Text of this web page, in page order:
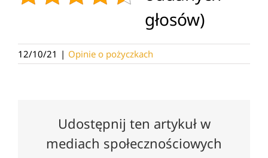
głosów)
12/10/21 | Opinie o pożyczkach
Udostępnij ten artykuł w
mediach społecznościowych